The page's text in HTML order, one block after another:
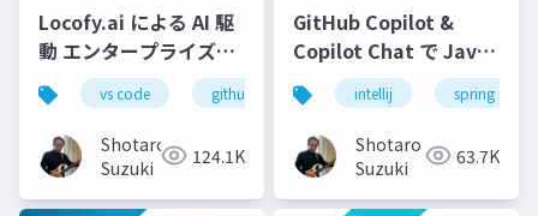
Locofy.ai による AI 駆
動 エンタープライズフ
ロンドエンド開発実践-
s
vs code github copilot gemini locofy.ai
Shotaro
Suzuki
124.1K
GitHub Copilot &
Copilot Chat で Java
コーディングを最大限
効率化する-配布用
intellij spring starter
Shotaro
Suzuki
63.7K